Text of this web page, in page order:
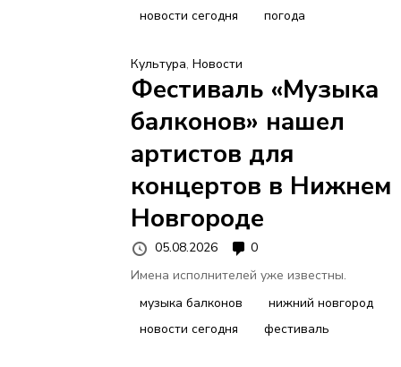
новости сегодня
погода
Культура, Новости
Фестиваль «Музыка
балконов» нашел
артистов для
концертов в Нижнем
Новгороде
05.08.2026
0
Имена исполнителей уже известны.
музыка балконов
нижний новгород
новости сегодня
фестиваль